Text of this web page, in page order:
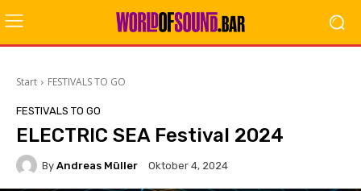
Start FESTIVALS TO GO
FESTIVALS TO GO
ELECTRIC SEA Festival 2024
By Andreas Müller Oktober 4, 2024